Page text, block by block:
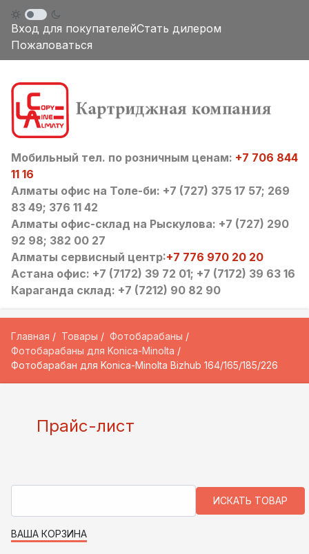
Вход для покупателейСтать дилером
Пожаловаться
Мобильный тел. по розничным ценам: +7 706 844
11 16
Алматы офис на Толе-би: +7 (727) 375 17 57; 269
83 49; 376 11 42
Алматы офис-склад на Рыскулова: +7 (727) 290
92 98; 382 00 27
Алматы сервисный центр:+7 776 970 20 20
Астана офис: +7 (7172) 39 72 01; +7 (7172) 39 63 16
Караганда склад: +7 (7212) 90 82 90
Главная Товары
Фотобарабаны
Фотобарабаны для Konica-Minolta
Фотобарабан для Konica-Minolta Bizhub 164/165/185/226
Прайс-лист
ВАША КОРЗИНА